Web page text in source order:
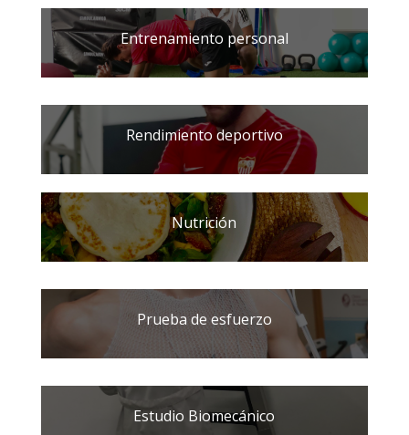
Entrenamiento personal
Rendimiento deportivo
Nutrición
Prueba de esfuerzo
Estudio Biomecánico